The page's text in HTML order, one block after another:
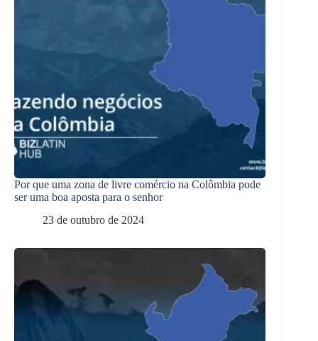
Por que uma zona de livre comércio na Colômbia pode
ser uma boa aposta para o senhor
23 de outubro de 2024